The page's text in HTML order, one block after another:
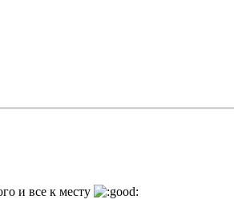
и все к месту